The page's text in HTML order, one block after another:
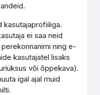
kasutajaprofiiliga.
ei saa neid
ning e-
kasutajatel lisaks
või õppekava).
igal ajal muid